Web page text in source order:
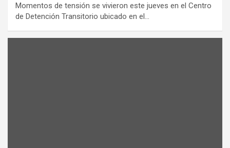
Momentos de tensión se vivieron este jueves en el Centro
de Detención Transitorio ubicado en el…